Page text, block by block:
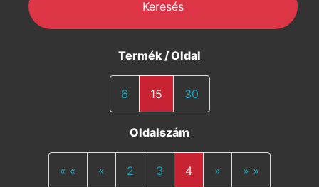
Termék / Oldal
6 15 30
Oldalszám
« « Első oldal
« Előző
2 3 4 » Tovább
» »